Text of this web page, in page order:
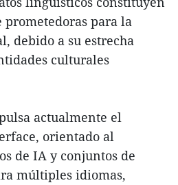
prometedoras para la
debido a su estrecha
culturales
actualmente el
orientado al
de IA y conjuntos de
múltiples idiomas,